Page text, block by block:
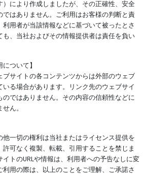
により作成しましたが、その正確性、安全
はありません。ご利用はお客様の判断と責
用者が当該情報などに基づいて被ったとさ
、当社およびその情報提供者は責任を負い
ついて】
ブサイトの各コンテンツからは外部のウェブ
る場合があります。リンク先のウェブサイ
のではありません。その内容の信頼性などに
ん。
一切の権利は当社またはライセンス提供を
可なく複製、転載、引用することを禁じま
トのURLや情報は、利用者への予告なしに変
用の際は、以上のことをご理解、ご承諾さ